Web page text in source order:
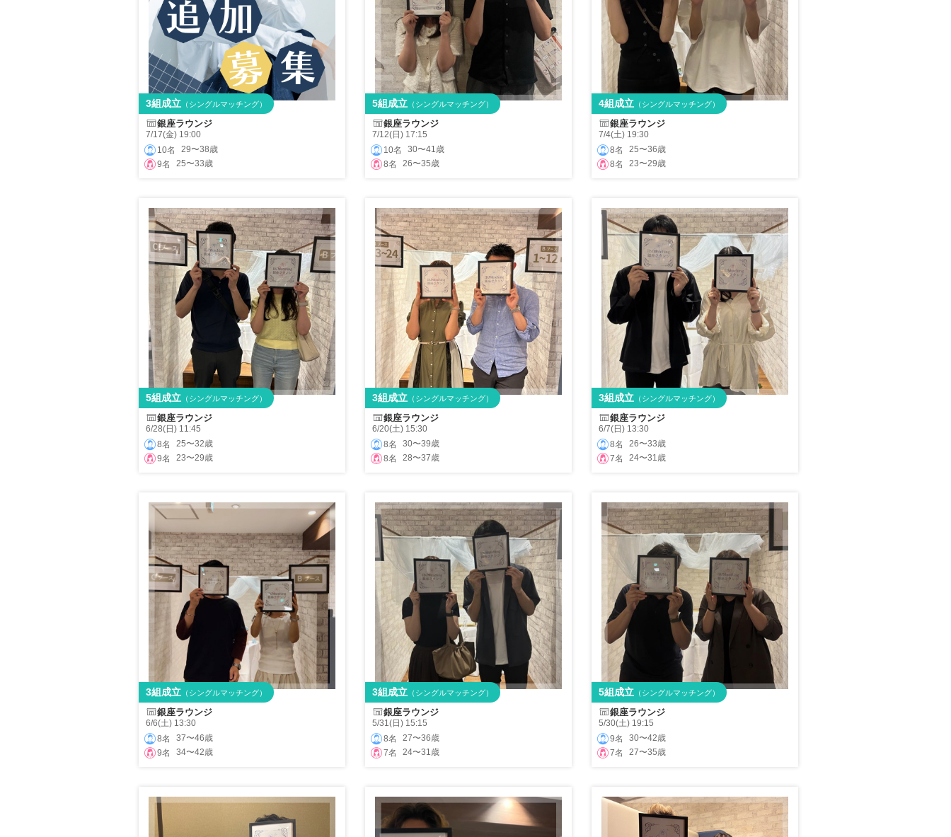
銀座ラウンジ
7/17(金) 19:00
10名
29〜38歳
9名
25〜33歳
3組成立 （シングルマッチング）
銀座ラウンジ
7/12(日) 17:15
10名
30〜41歳
8名
26〜35歳
5組成立（シングルマッチング）
銀座ラウンジ
7/4(土) 19:30
8名
25〜36歳
8名
23〜29歳
4組成立（シングルマッチング）
銀座ラウンジ
6/28(日) 11:45
8名
25〜32歳
9名
23〜29歳
5組成立 （シングルマッチング）
銀座ラウンジ
6/20(土) 15:30
8名
30〜39歳
8名
28〜37歳
3組成立（シングルマッチング）
銀座ラウンジ
6/7(日) 13:30
8名
26〜33歳
7名
24〜31歳
3組成立（シングルマッチング）
銀座ラウンジ
6/6(土) 13:30
8名
37〜46歳
9名
34〜42歳
3組成立 （シングルマッチング）
銀座ラウンジ
5/31(日) 15:15
8名
27〜36歳
7名
24〜31歳
3組成立（シングルマッチング）
銀座ラウンジ
5/30(土) 19:15
9名
30〜42歳
7名
27〜35歳
5組成立（シングルマッチング）